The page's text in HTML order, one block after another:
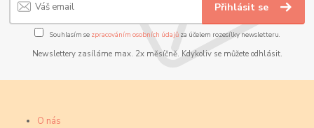
Přihlásit se
Souhlasím se zpracováním osobních údajůza účelem rozesílky newsletteru.
Newslettery zasíláme max. 2x měsíčně. Kdykoliv se můžete odhlásit.
O nás